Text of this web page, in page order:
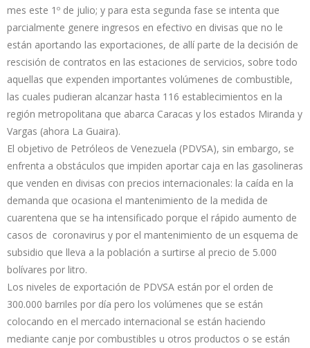
mes este 1º de julio; y para esta segunda fase se intenta que
parcialmente genere ingresos en efectivo en divisas que no le
están aportando las exportaciones, de allí parte de la decisión de
rescisión de contratos en las estaciones de servicios, sobre todo
aquellas que expenden importantes volúmenes de combustible,
las cuales pudieran alcanzar hasta 116 establecimientos en la
región metropolitana que abarca Caracas y los estados Miranda y
Vargas (ahora La Guaira).
El objetivo de Petróleos de Venezuela (PDVSA), sin embargo, se
enfrenta a obstáculos que impiden aportar caja en las gasolineras
que venden en divisas con precios internacionales: la caída en la
demanda que ocasiona el mantenimiento de la medida de
cuarentena que se ha intensificado porque el rápido aumento de
casos de coronavirus y por el mantenimiento de un esquema de
subsidio que lleva a la población a surtirse al precio de 5.000
bolívares por litro.
Los niveles de exportación de PDVSA están por el orden de
300.000 barriles por día pero los volúmenes que se están
colocando en el mercado internacional se están haciendo
mediante canje por combustibles u otros productos o se están